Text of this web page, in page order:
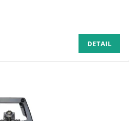
DETAIL